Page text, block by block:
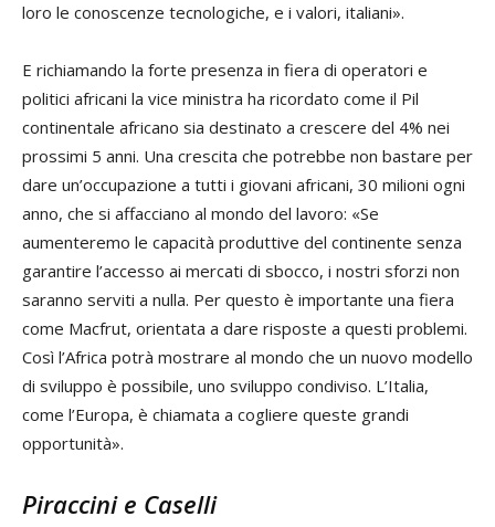
loro le conoscenze tecnologiche, e i valori, italiani».
E richiamando la forte presenza in fiera di operatori e
politici africani la vice ministra ha ricordato come il Pil
continentale africano sia destinato a crescere del 4% nei
prossimi 5 anni. Una crescita che potrebbe non bastare per
dare un’occupazione a tutti i giovani africani, 30 milioni ogni
anno, che si affacciano al mondo del lavoro: «Se
aumenteremo le capacità produttive del continente senza
garantire l’accesso ai mercati di sbocco, i nostri sforzi non
saranno serviti a nulla. Per questo è importante una fiera
come Macfrut, orientata a dare risposte a questi problemi.
Così l’Africa potrà mostrare al mondo che un nuovo modello
di sviluppo è possibile, uno sviluppo condiviso. L’Italia,
come l’Europa, è chiamata a cogliere queste grandi
opportunità».
Piraccini e Caselli